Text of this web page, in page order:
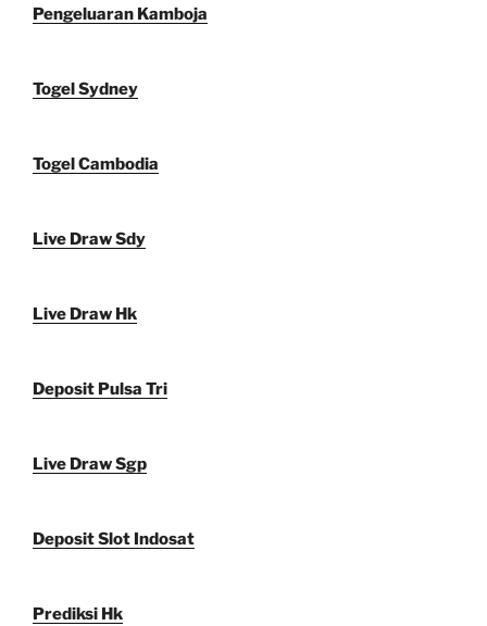
Pengeluaran Kamboja
Togel Sydney
Togel Cambodia
Live Draw Sdy
Live Draw Hk
Deposit Pulsa Tri
Live Draw Sgp
Deposit Slot Indosat
Prediksi Hk